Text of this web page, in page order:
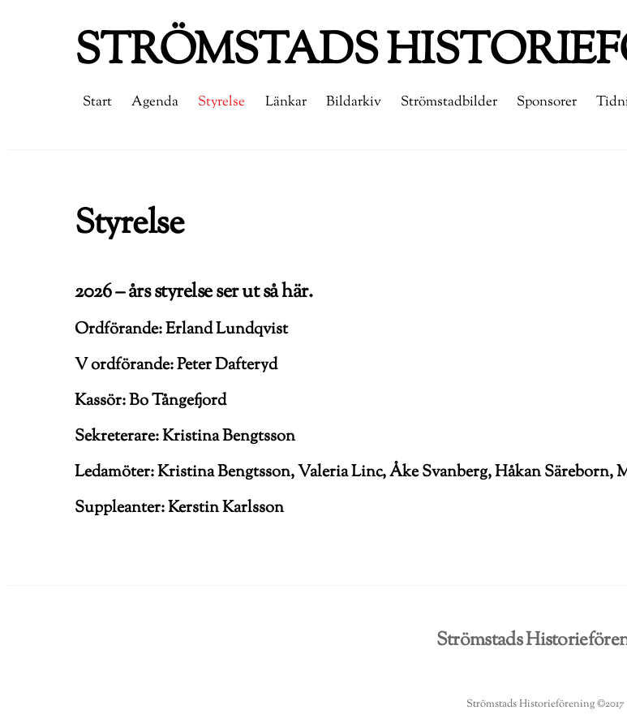
STRÖMSTADS
Start Agenda Styrelse Länkar Bildarkiv Strömstadbilder Sponsorer
Styrelse
2026 – års styrelse ser ut så här.
Ordförande: Erland Lundqvist
V ordförande: Peter Dafteryd
Kassör: Bo Tångefjord
Sekreterare: Kristina Bengtsson
Ledamöter: Kristina Bengtsson, Valeria Linc, Åke Svanberg, Håkan Säreborn,
Suppleanter: Kerstin Karlsson
Strömstads
Strömstads Historieförening ©2017